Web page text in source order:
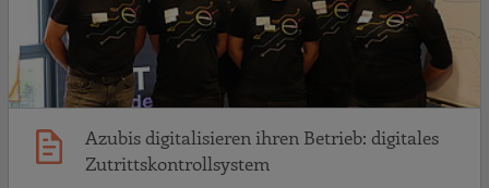
Azubis digitalisieren ihren Betrieb: digitales
Zutrittskontrollsystem